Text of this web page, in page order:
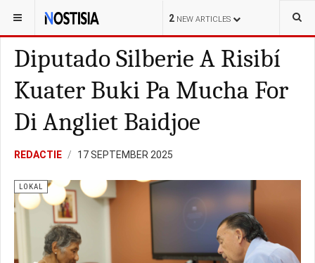
2 NEW ARTICLES
YOU ARE HERE: BONAIRE LOKAL
Diputado Silberie A Risibí
Kuater Buki Pa Mucha For
Di Angliet Baidjoe
REDACTIE 17 SEPTEMBER 2025
LOKAL